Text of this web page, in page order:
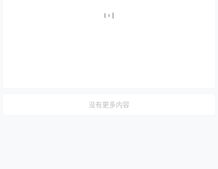
没有更多内容